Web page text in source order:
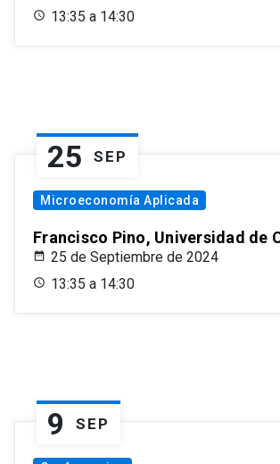
13:35 a 14:30
25 SEP
Microeconomía Aplicada
Francisco Pino, Universidad de
25 de Septiembre de 2024
13:35 a 14:30
9 SEP